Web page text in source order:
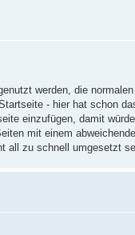
werden, die
- hier hat schon
einzufügen, damit
mit einem
all zu schnell umgesetzt